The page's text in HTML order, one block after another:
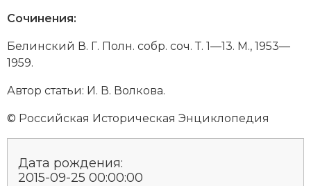
Сочинения:
Белинский В. Г. Полн. собр. соч. Т. 1—13. М., 1953—
1959.
Автор статьи: И. В. Волкова.
© Российская Историческая Энциклопедия
Дата рождения:
2015-09-25 00:00:00